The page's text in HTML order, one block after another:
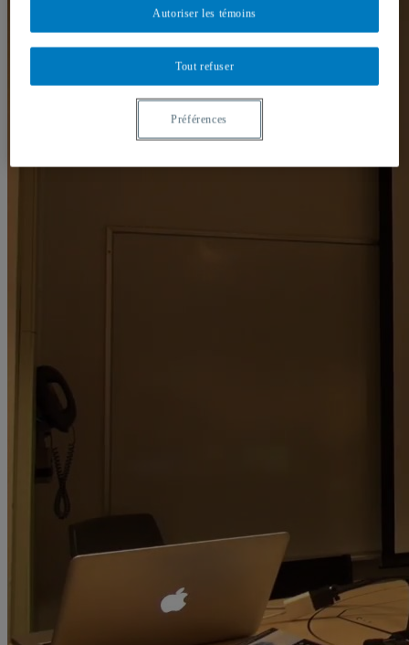
Tout refuser
Autoriser les témoins
Préférences